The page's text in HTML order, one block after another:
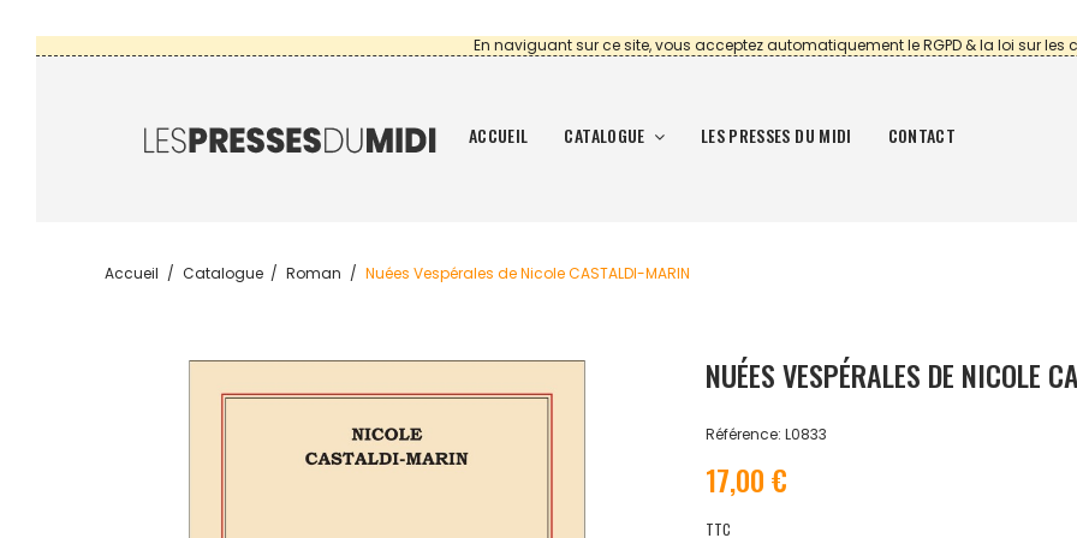
En naviguant sur ce site, vous acceptez automatiquement le RGPD & la loi sur les
ACCUEIL CATALOGUE LES PRESSES DU MIDI CONTACT
Accueil Catalogue Roman Nuées Vespérales de Nicole CASTALDI-MARIN
NUÉES VESPÉRALES DE NICOLE
Référence: L0833
17,00 €
TTC